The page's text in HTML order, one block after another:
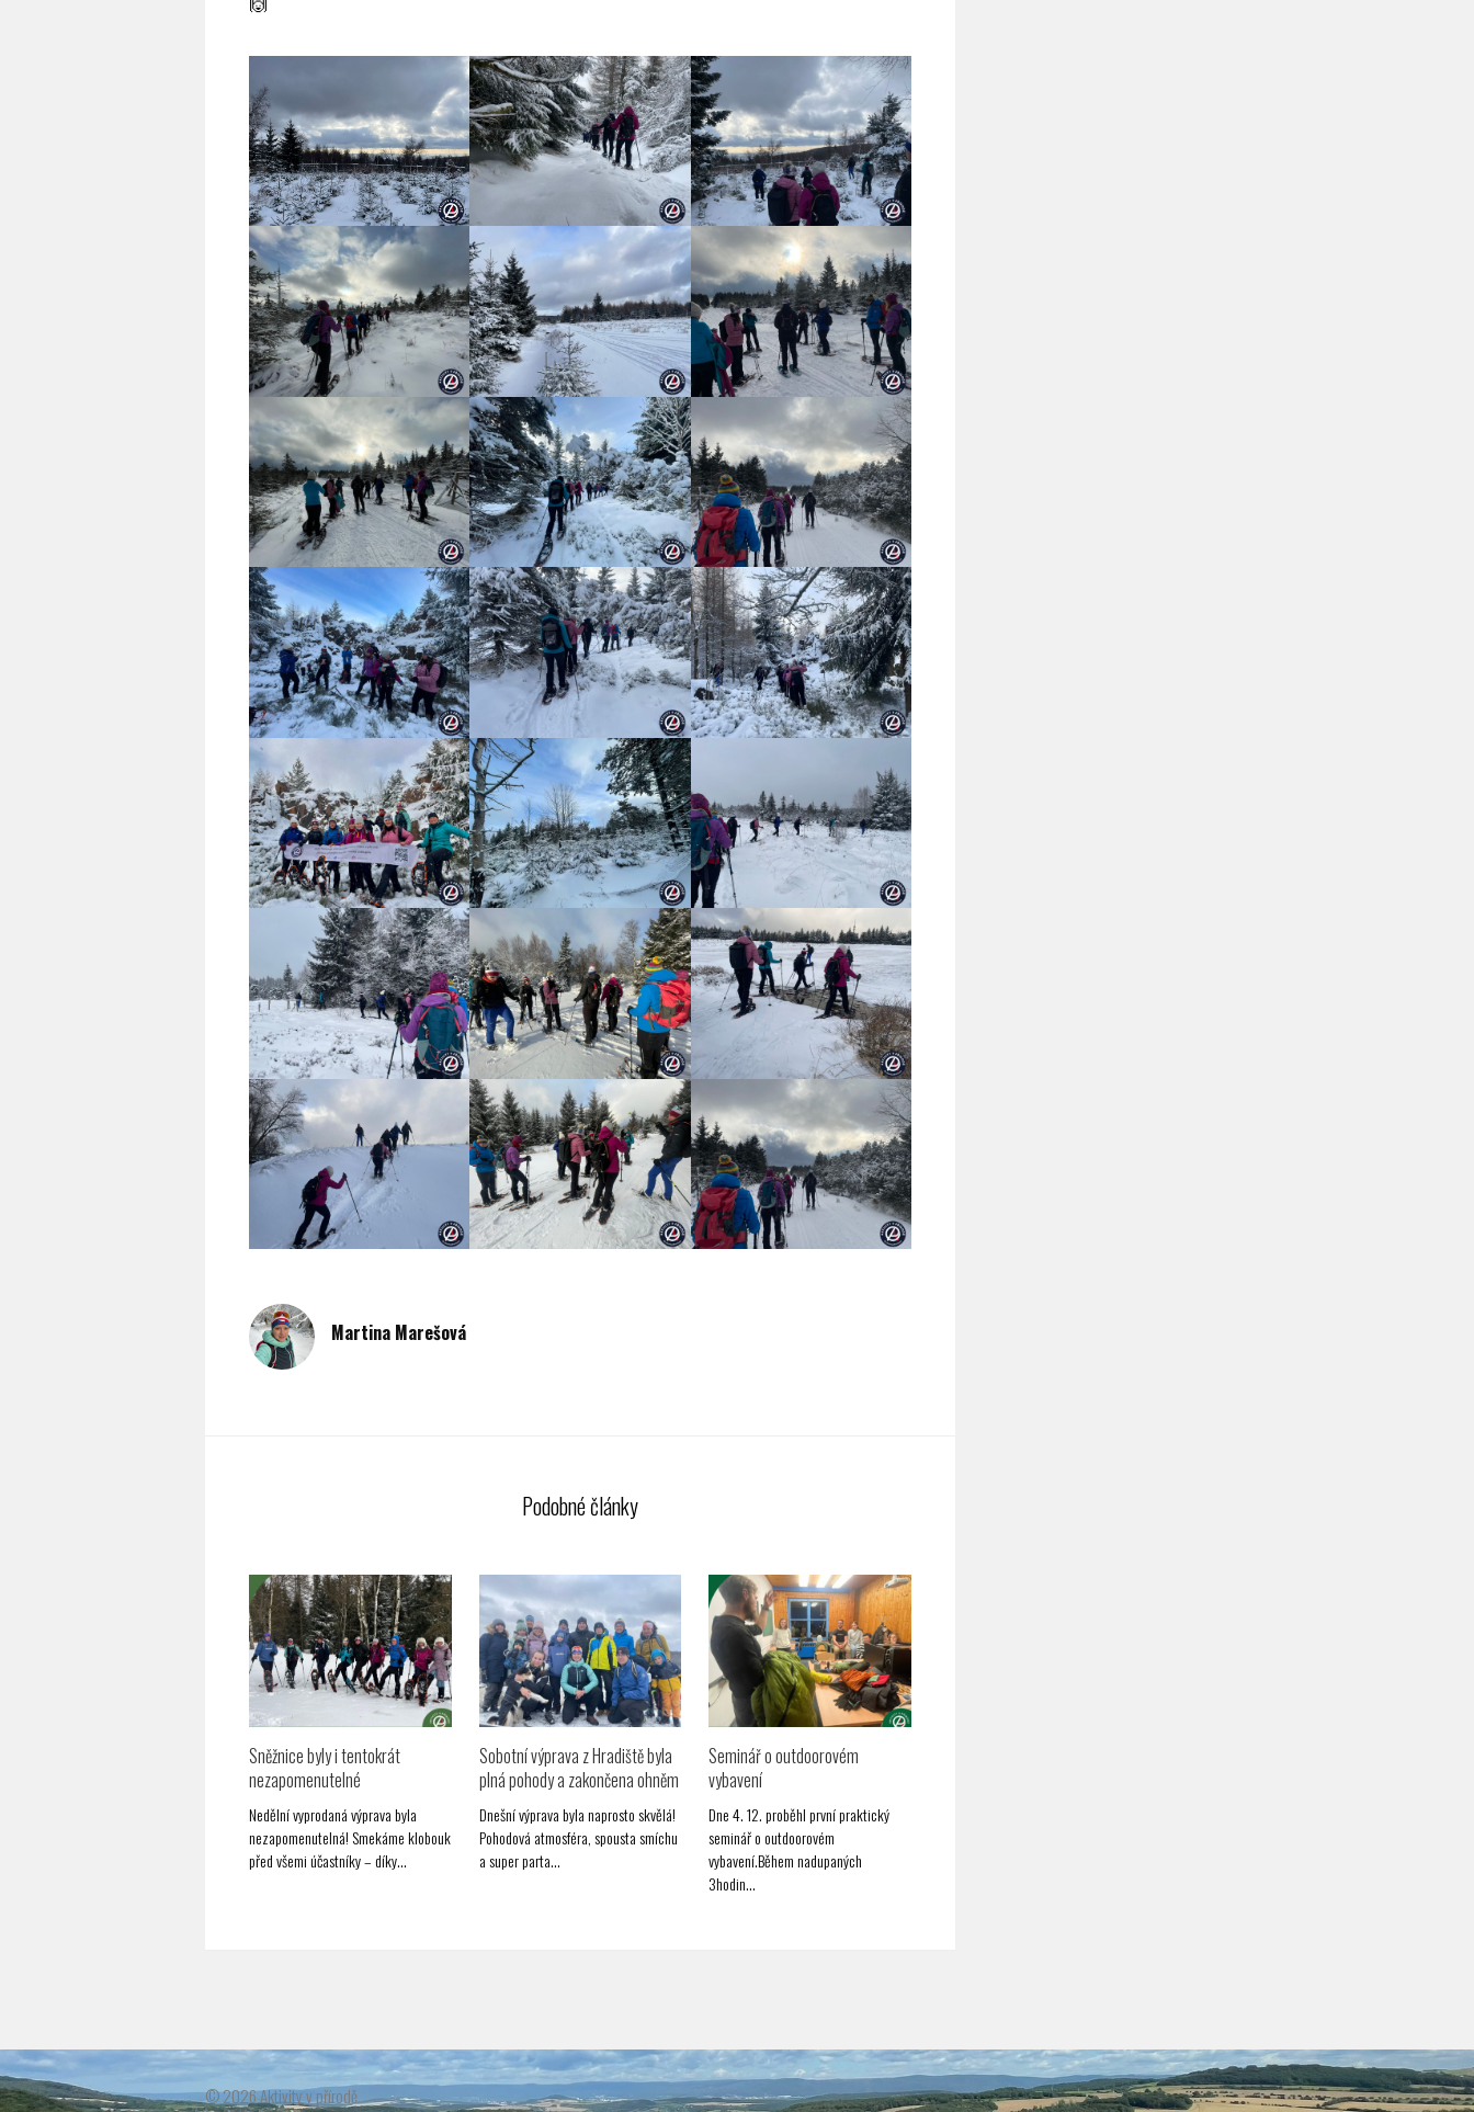
Martina Marešová
Podobné články
Sněžnice byly i tentokrát
nezapomenutelné
Nedělní vyprodaná výprava byla
nezapomenutelná! Smekáme klobouk
před všemi účastníky – díky…
Sobotní výprava z Hradiště byla
plná pohody a zakončena ohněm
Dnešní výprava byla naprosto skvělá!
Pohodová atmosféra, spousta smíchu
a super parta…
Seminář o outdoorovém
vybavení
Dne 4. 12. proběhl první praktický
seminář o outdoorovém
vybavení.Během nadupaných
3hodin…
© 2026 Aktivity v přírodě